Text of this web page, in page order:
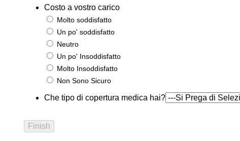
Costo a vostro carico
Molto soddisfatto
Un po' soddisfatto
Neutro
Un po' Insoddisfatto
Molto Insoddisfatto
Non Sono Sicuro
Che tipo di copertura medica hai?